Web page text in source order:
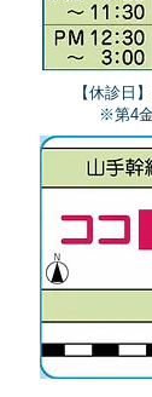
【休診日
​※第4